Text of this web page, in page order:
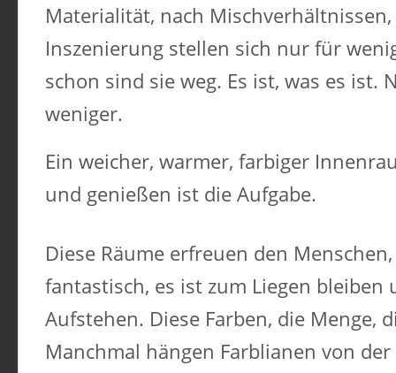
Materialität, nach
Inszenierung stellen sich nur für
schon sind sie weg. Es ist, was es ist.
weniger.
Ein weicher, warmer, farbiger
und genießen ist die Aufgabe.
Diese Räume erfreuen den
fantastisch, es ist zum Liegen
Aufstehen. Diese Farben, die Menge,
Manchmal hängen Farblianen von